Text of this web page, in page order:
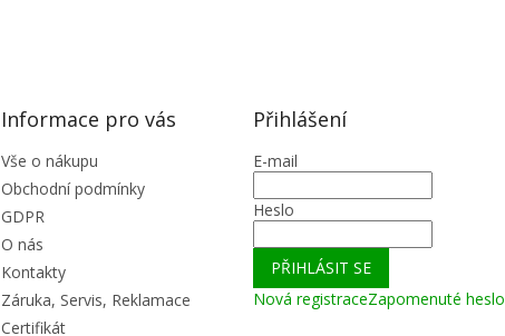
Informace pro vás
Vše o nákupu
Obchodní podmínky
GDPR
O nás
Kontakty
Záruka, Servis, Reklamace
Certifikát
Přihlášení
E-mail
Heslo
PŘIHLÁSIT SE
Nová registraceZapomenuté heslo